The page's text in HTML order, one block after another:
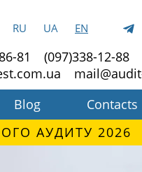
RU UA EN
81 (097)338-12-88
Blog
Contacts
АУДИТУ 2026